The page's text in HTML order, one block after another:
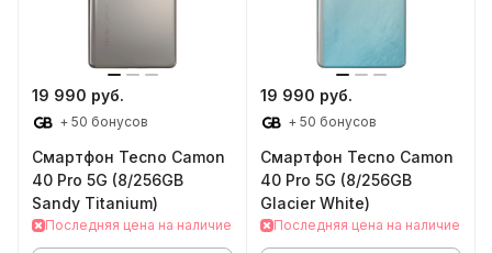
19 990 руб.
+ 50 бонусов
Смартфон Tecno Camon
40 Pro 5G (8/256GB
Sandy Titanium)
Последняя цена на наличие
19 990 руб.
+ 50 бонусов
Смартфон Tecno Camon
40 Pro 5G (8/256GB
Glacier White)
Последняя цена на наличие